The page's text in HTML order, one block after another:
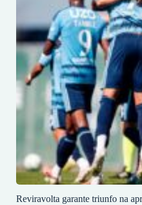
Reviravolta garante triunfo na